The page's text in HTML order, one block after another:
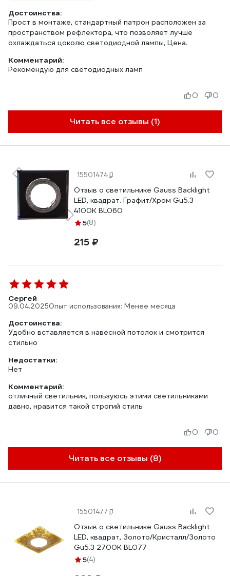
Достоинства:
Прост в монтаже, стандартный патрон расположен за
пространством рефлектора, что позволяет лучше
охлаждаться цоколю светодиодной лампы, Цена.
Комментарий:
Рекомендую для светодиодных ламп
Читать все отзывы (1)
0 0
15501474
Отзыв о светильнике Gauss Backlight
LED, квадрат. Графит/Хром Gu5.3
4100K BL060
5(8)
215 ₽
Сергей
09.04.2025Опыт использования: Менее месяца
Достоинства:
Удобно вставляется в навесной потолок и смотрится
стильно
Недостатки:
Нет
Комментарий:
отличный светильник, пользуюсь этими светильниками
давно, нравится такой строгий стиль
Читать все отзывы (8)
0 0
15501477
Отзыв о светильнике Gauss Backlight
LED, квадрат, Золото/Кристалл/Золото
Gu5.3 2700K BL077
5(4)